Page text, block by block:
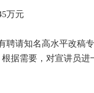
万元
请知名高水平改稿专
据需要，对宣讲员